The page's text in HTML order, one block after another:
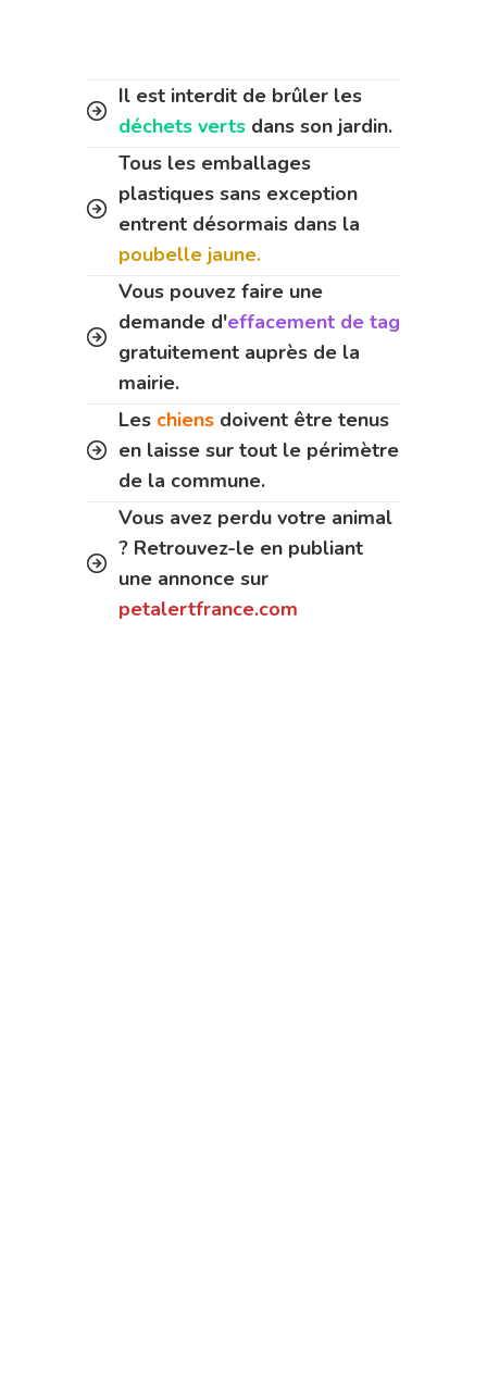
Il est interdit de brûler les
déchets verts dans son jardin.
Tous les emballages
plastiques sans exception
entrent désormais dans la
poubelle jaune.
Vous pouvez faire une
demande d'effacement de tag
gratuitement auprès de la
mairie.
Les chiens doivent être tenus
en laisse sur tout le périmètre
de la commune.
Vous avez perdu votre animal
? Retrouvez-le en publiant
une annonce sur
petalertfrance.com